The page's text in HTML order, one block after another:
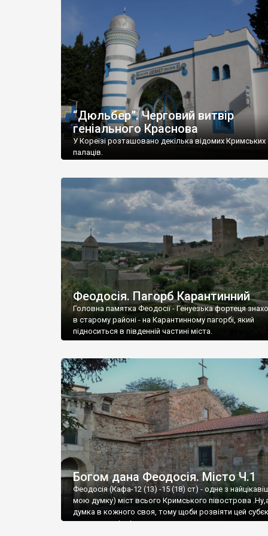
“Дюльбер”. Черговий витвір
геніального Краснова
У Кореїзі розташовано декілька відомих Кримських
палаців.
Феодосія. Пагорб Карантинний
Головна памятка Феодосії - Генуезька фортеця
в старому районі - на Карантинному пагорбі, який
підноситься в південній частині міста.
Богом дана Феодосія. Місто Ч.1
Феодосія (Кафа-12 (13) -15 (18) ст) - одне з
мою думку) міст всього Кримського півострова
думка в кожного своя, тому щоби розвіяти цей
запрошую відвідати це